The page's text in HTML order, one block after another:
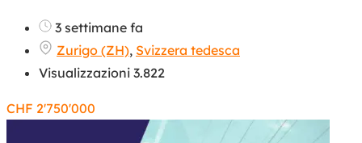
3 settimane fa
Zurigo (ZH), Svizzera tedesca
Visualizzazioni 3.822
CHF 2'750'000